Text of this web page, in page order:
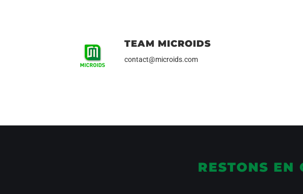
TEAM MICROIDS
contact@microids.com
RESTONS EN